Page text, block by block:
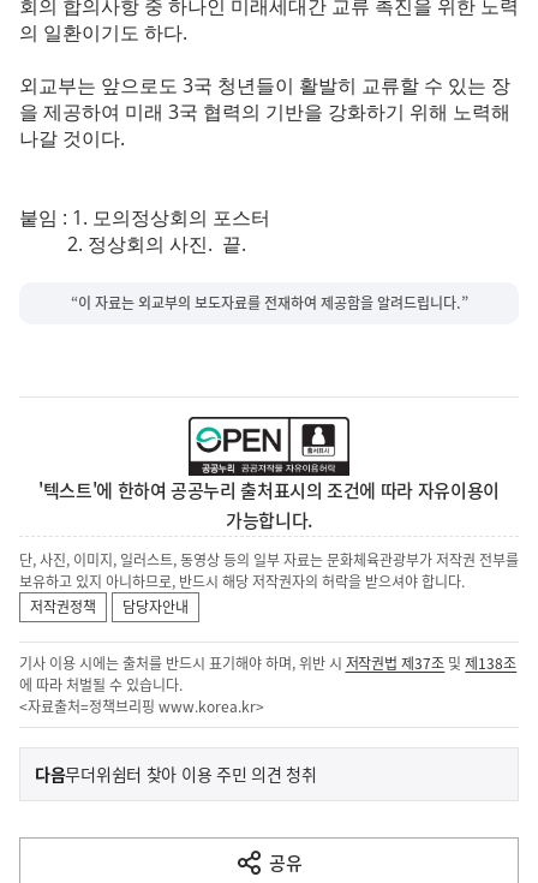
회의 합의사항 중 하나인 미래세대간 교류 촉진을 위한 노력
의 일환이기도 하다.
외교부는 앞으로도 3국 청년들이 활발히 교류할 수 있는 장
을 제공하여 미래 3국 협력의 기반을 강화하기 위해 노력해
나갈 것이다.
붙임 : 1. 모의정상회의 포스터
2. 정상회의 사진. 끝.
“이 자료는 외교부의 보도자료를 전재하여 제공함을 알려드립니다.”
'텍스트'에 한하여 공공누리 출처표시의 조건에 따라 자유이용이
가능합니다.
단, 사진, 이미지, 일러스트, 동영상 등의 일부 자료는 문화체육관광부가 저작권 전부를
보유하고 있지 아니하므로, 반드시 해당 저작권자의 허락을 받으셔야 합니다.
저작권정책
담당자안내
기사 이용 시에는 출처를 반드시 표기해야 하며, 위반 시 저작권법 제37조 및제138조
에 따라 처벌될 수 있습니다.
<자료출처=정책브리핑 www.korea.kr>
이
전
다
다음기
사
무더위쉼터 찾아 이용 주민 의견 청취
공유
열